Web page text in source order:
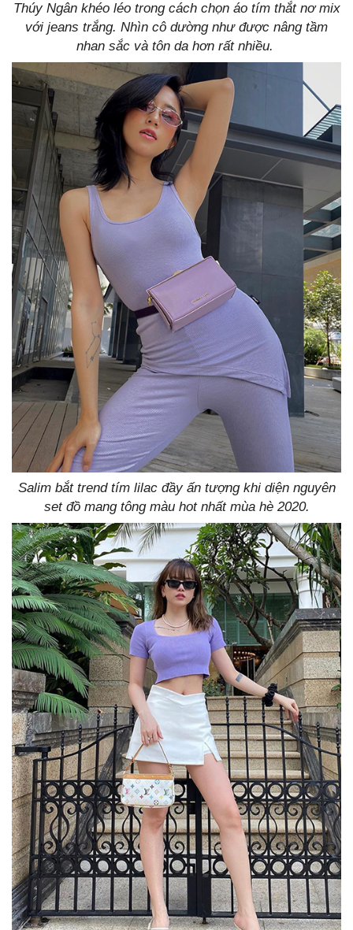
Thúy Ngân khéo léo trong cách chọn áo tím thắt nơ mix
với jeans trắng. Nhìn cô dường như được nâng tầm
nhan sắc và tôn da hơn rất nhiều.
Salim bắt trend tím lilac đầy ấn tượng khi diện nguyên
set đồ mang tông màu hot nhất mùa hè 2020.